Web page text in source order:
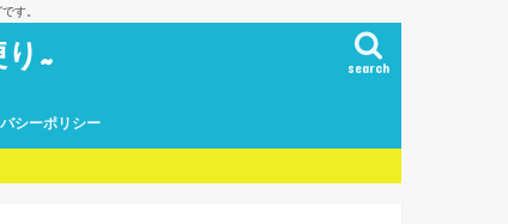
す。
~ search
シーポリシー